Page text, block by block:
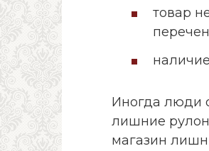
товар
Иногда люди
лишние
магазин